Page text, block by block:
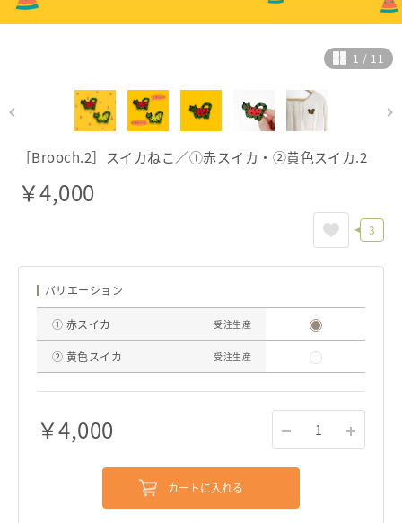
ご利用ガイド
1 / 11
［Brooch.2］スイカねこ／①赤スイカ・②黄色スイカ.2
￥4,000
3
バリエーション
① 赤スイカ 受注生産
② 黄色スイカ 受注生産
￥4,000 1
カートに入れる